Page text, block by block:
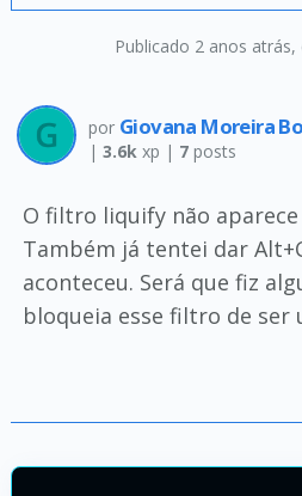
Publicado 2 anos atrás,
por Giovana Moreira
| 3.6kxp | 7posts
O filtro liquify não
Também já tentei dar
aconteceu. Será que fiz
bloqueia esse filtro de ser